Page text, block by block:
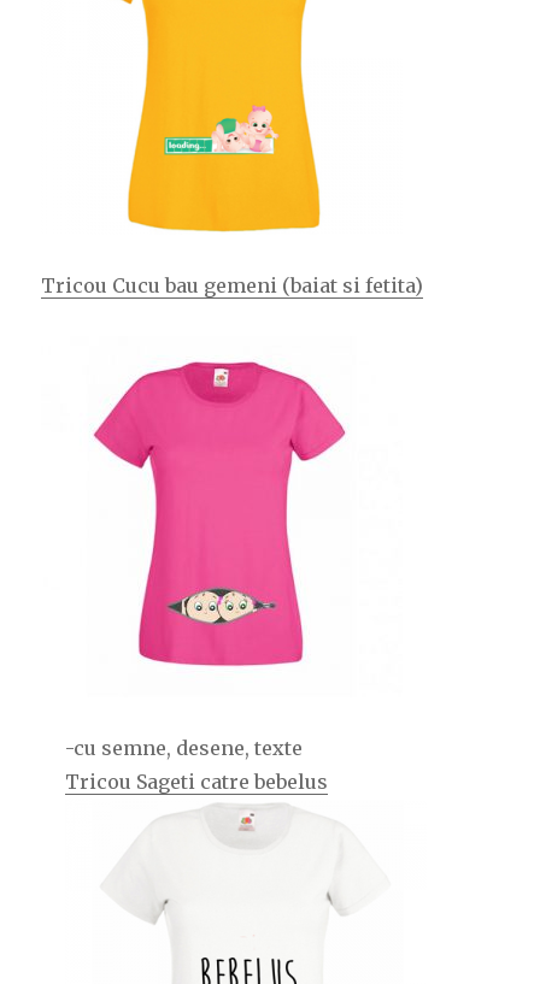
Tricou Cucu bau gemeni (baiat si fetita)
-cu semne, desene, texte
Tricou Sageti catre bebelus